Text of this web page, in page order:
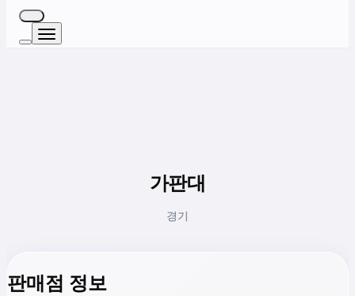
가판대
경기
판매점 정보